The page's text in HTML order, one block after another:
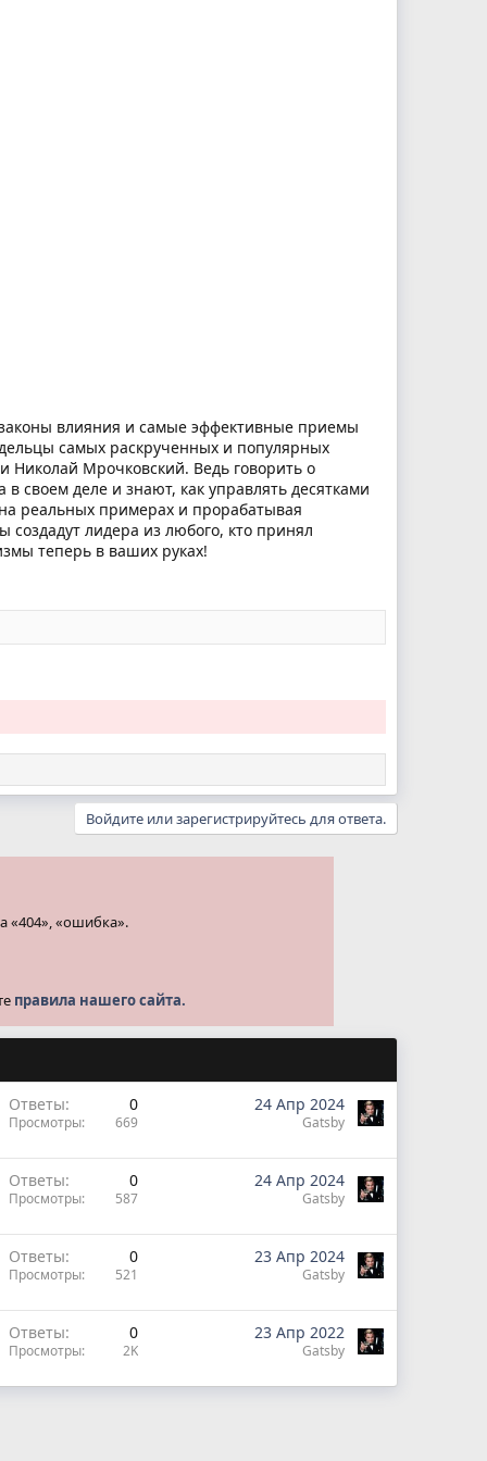
влияния и самые эффективные приемы
самых раскрученных и популярных
Николай Мрочковский. Ведь говорить о
своем деле и знают, как управлять десятками
реальных примерах и прорабатывая
лидера из любого, кто принял
теперь в ваших руках!
Войдите или зарегистрируйтесь для ответа.
«404», «ошибка».
правила нашего сайта.
Ответы 0
Просмотры 669
24 Апр 2024
Gatsby
Ответы 0
Просмотры 587
24 Апр 2024
Gatsby
Ответы 0
Просмотры 521
23 Апр 2024
Gatsby
Ответы 0
Просмотры 2K
23 Апр 2022
Gatsby